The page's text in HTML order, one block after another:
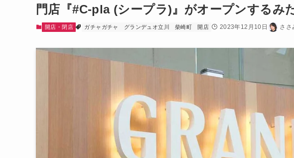
門店『#C-pla (シープラ)』がオープンするみ
開店・閉店 ガチャガチャ グランデュオ立川 柴崎町 開店 2023年12月10日 ささ